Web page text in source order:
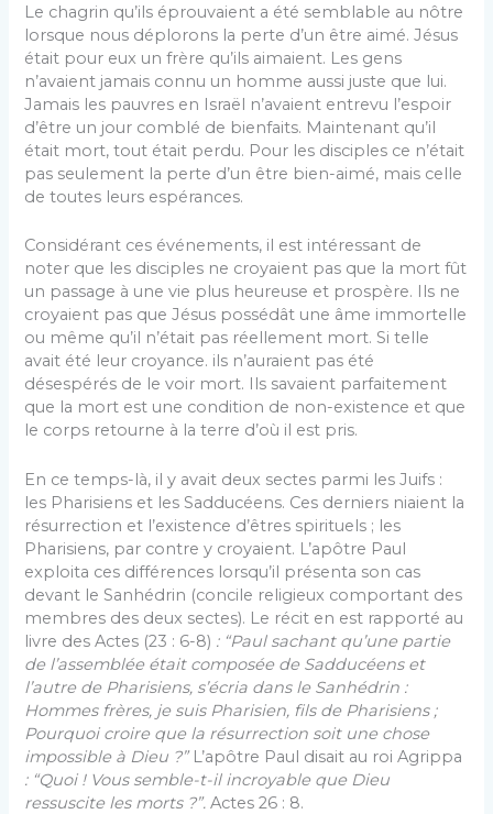
Le chagrin qu’ils éprouvaient a été semblable au nôtre
lorsque nous déplorons la perte d’un être aimé. Jésus
était pour eux un frère qu’ils aimaient. Les gens
n’avaient jamais connu un homme aussi juste que lui.
Jamais les pauvres en Israël n’avaient entrevu l’espoir
d’être un jour comblé de bienfaits. Maintenant qu’il
était mort, tout était perdu. Pour les disciples ce n’était
pas seulement la perte d’un être bien-aimé, mais celle
de toutes leurs espérances.
Considérant ces événements, il est intéressant de
noter que les disciples ne croyaient pas que la mort fût
un passage à une vie plus heureuse et prospère. Ils ne
croyaient pas que Jésus possédât une âme immortelle
ou même qu’il n’était pas réellement mort. Si telle
avait été leur croyance. ils n’auraient pas été
désespérés de le voir mort. Ils savaient parfaitement
que la mort est une condition de non-existence et que
le corps retourne à la terre d’où il est pris.
En ce temps-là, il y avait deux sectes parmi les Juifs :
les Pharisiens et les Sadducéens. Ces derniers niaient la
résurrection et l’existence d’êtres spirituels ; les
Pharisiens, par contre y croyaient. L’apôtre Paul
exploita ces différences lorsqu’il présenta son cas
devant le Sanhédrin (concile religieux comportant des
membres des deux sectes). Le récit en est rapporté au
livre des Actes (23 : 6-8) : “Paul sachant qu’une partie
de l’assemblée était composée de Sadducéens et
l’autre de Pharisiens, s’écria dans le Sanhédrin :
Hommes frères, je suis Pharisien, fils de Pharisiens ;
Pourquoi croire que la résurrection soit une chose
impossible à Dieu ?”L’apôtre Paul disait au roi Agrippa
: “Quoi ! Vous semble-t-il incroyable que Dieu
ressuscite les morts ?”. Actes 26 : 8.